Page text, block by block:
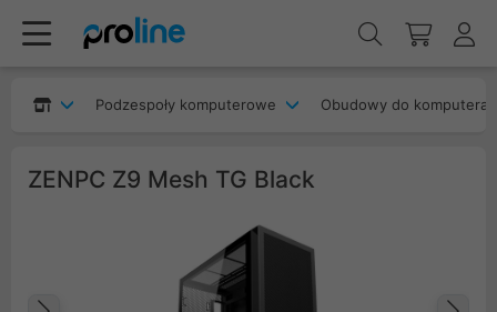
Podzespoły komputerowe Obudowy do komputera
ZENPC Z9 Mesh TG Black